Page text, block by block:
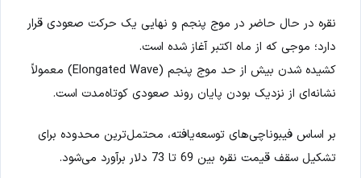
نقره در حال حاضر در موج پنجم و نهایی یک حرکت صعودی قرار
دارد؛ موجی که از ماه اکتبر آغاز شده است.
کشیده شدن بیش از حد موج پنجم (Elongated Wave) معمولاً
نشانه‌ای از نزدیک بودن پایان روند صعودی کوتاه‌مدت است.
بر اساس فیبوناچی‌های توسعه‌یافته، محتمل‌ترین محدوده برای
تشکیل سقف قیمت نقره بین 69 تا 73 دلار برآورد می‌شود.